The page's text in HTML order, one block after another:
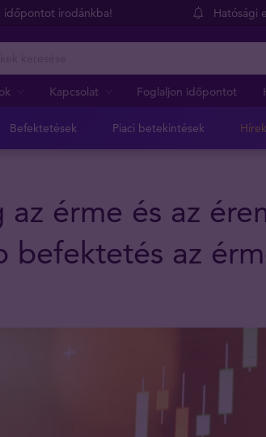
időpontot irodánkba! Hatósági
Kapcsolat Foglaljon időpontot
Befektetések Piaci betekintések Hírek
érme és az
befektetés az